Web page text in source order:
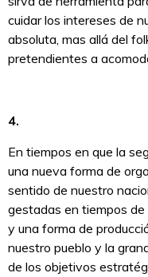
cuidar los intereses de
absoluta, mas allá del
pretendientes a
4.
En tiempos en que la
una nueva forma de
sentido de nuestro
gestadas en tiempos de
y una forma de
nuestro pueblo y la
de los objetivos